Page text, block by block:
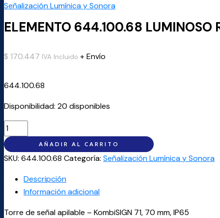
Señalización Lumínica y Sonora
ELEMENTO 644.100.68 LUMINOSO
$ 170.447 IVA Incluido + Envío
644.100.68
Disponibilidad: 20 disponibles
AÑADIR AL CARRITO
SKU: 644.100.68 Categoría: Señalización Lumínica y Sonora
Descripción
Información adicional
Torre de señal apilable – KombiSIGN 71, 70 mm, IP65